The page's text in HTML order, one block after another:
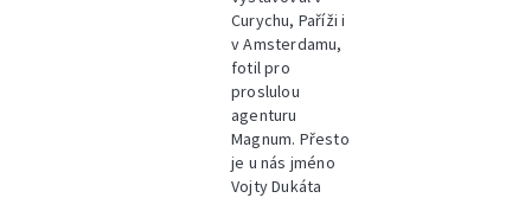
Curychu, Paříži i
v Amsterdamu,
fotil pro
proslulou
agenturu
Magnum. Přesto
je u nás jméno
Vojty Dukáta